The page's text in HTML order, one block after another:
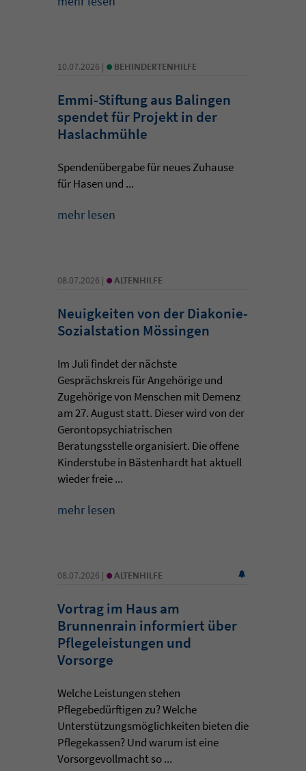
10.07.2026 | • BEHINDERTENHILFE
Emmi-Stiftung aus Balingen
spendet für Projekt in der
Haslachmühle
Spendenübergabe für neues Zuhause
für Hasen und ...
mehr lesen
08.07.2026 | • ALTENHILFE
Neuigkeiten von der Diakonie-
Sozialstation Mössingen
Im Juli findet der nächste
Gesprächskreis für Angehörige und
Zugehörige von Menschen mit Demenz
am 27. August statt. Dieser wird von der
Gerontopsychiatrischen
Beratungsstelle organisiert. Die offene
Kinderstube in Bästenhardt hat aktuell
wieder freie ...
mehr lesen
08.07.2026 | • ALTENHILFE
Vortrag im Haus am
Brunnenrain informiert über
Pflegeleistungen und
Vorsorge
Welche Leistungen stehen
Pflegebedürftigen zu? Welche
Unterstützungsmöglichkeiten bieten die
Pflegekassen? Und warum ist eine
Vorsorgevollmacht so ...